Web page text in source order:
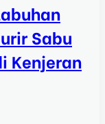
Sabu
Kenjeran